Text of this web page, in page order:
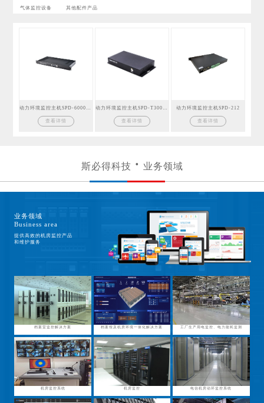
气体监控设备 其他配件产品
查看详情 查看详情
动力环境监控主机SPD-212
查看详情
斯必得科技 业务领域
业务领域
Business area
提供高效的机房监控产品
和维护服务
档案室监控解决方案 档案馆及机房环境一体化解决方案 工厂生产用电监控、电力能耗监测
机房监控系统 机房监控 电信机房动环监控系统